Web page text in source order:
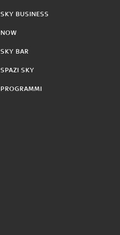
SKY BUSINESS
NOW
SKY BAR
SPAZI SKY
PROGRAMMI